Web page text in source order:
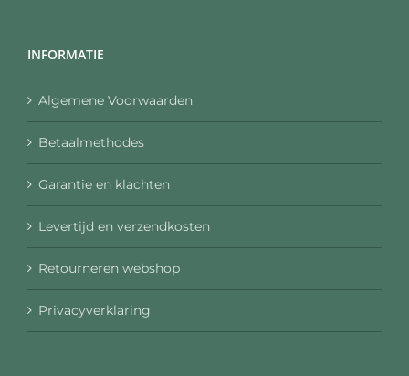
INFORMATIE
Algemene Voorwaarden
Betaalmethodes
Garantie en klachten
Levertijd en verzendkosten
Retourneren webshop
Privacyverklaring